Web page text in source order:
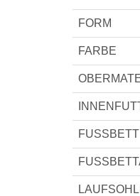
FORM
FARBE
FUSSBETT